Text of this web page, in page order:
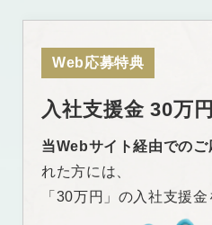
Web応募特典
入社支援金 30万
当Webサイト経由でのご
れた方には、
「30万円」の入社支援